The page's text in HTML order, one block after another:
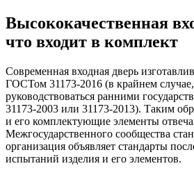
Высококачественная
что входит в комплект
Современная входная дверь
ГОСТом 31173-2016 (в крайнем
руководствоваться ранними
31173-2003 или 31173-2013). Таким
и его комплектующие элементы
Межгосударственного сообщества
организация объявляет стандарты
испытаний изделия и его элементов.